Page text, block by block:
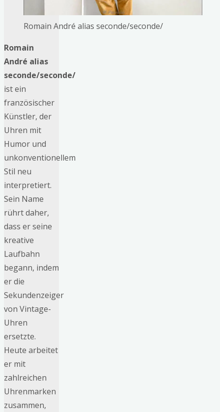
Romain André alias seconde/seconde/
Romain
André alias
seconde/seconde/
ist ein
französischer
Künstler, der
Uhren mit
Humor und
unkonventionellem
Stil neu
interpretiert.
Sein Name
rührt daher,
dass er seine
kreative
Laufbahn
begann, indem
er die
Sekundenzeiger
von Vintage-
Uhren
ersetzte.
Heute arbeitet
er mit
zahlreichen
Uhrenmarken
zusammen,